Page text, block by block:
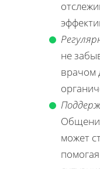
не
врачом
может